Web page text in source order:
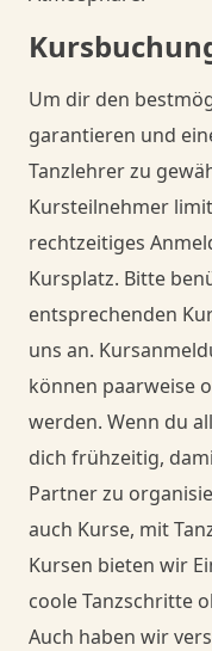
Um dir den
garantieren und
Tanzlehrer zu
Kursteilnehmer
rechtzeitiges
Kursplatz. Bitte
entsprechenden
uns an.
können paarweise
werden. Wenn du
dich frühzeitig,
Partner zu
auch Kurse, mit
Kursen bieten wir
coole Tanzschritte
Auch haben wir
Shop
Danceorama Bern